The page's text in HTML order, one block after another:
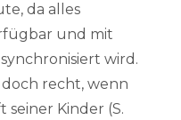
da alles
und mit
wird.
recht, wenn
Kinder (S.